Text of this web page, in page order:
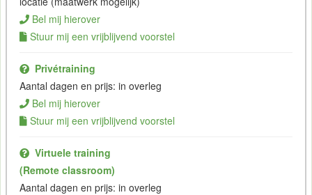
Bel mij hierover
Stuur mij een vrijblijvend voorstel
Privétraining
Aantal dagen en prijs: in overleg
Bel mij hierover
Stuur mij een vrijblijvend voorstel
Virtuele training
(Remote classroom)
Aantal dagen en prijs: in overleg